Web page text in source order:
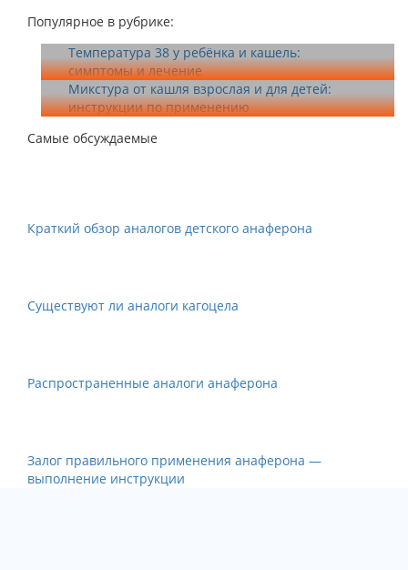
Популярное в рубрике:
Температура 38 у ребёнка и кашель:
симптомы и лечение
Микстура от кашля взрослая и для детей:
инструкции по применению
Самые обсуждаемые
Краткий обзор аналогов детского анаферона
Существуют ли аналоги кагоцела
Распространенные аналоги анаферона
Залог правильного применения анаферона —
выполнение инструкции